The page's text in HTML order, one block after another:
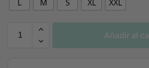
L M S XL XXL
Añadir al